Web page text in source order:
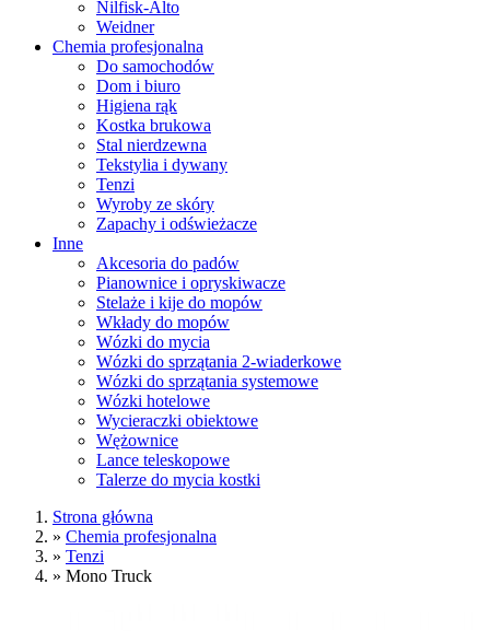
Nilfisk-Alto
Weidner
Chemia profesjonalna
Do samochodów
Dom i biuro
Higiena rąk
Kostka brukowa
Stal nierdzewna
Tekstylia i dywany
Tenzi
Wyroby ze skóry
Zapachy i odświeżacze
Inne
Akcesoria do padów
Pianownice i opryskiwacze
Stelaże i kije do mopów
Wkłady do mopów
Wózki do mycia
Wózki do sprzątania 2-wiaderkowe
Wózki do sprzątania systemowe
Wózki hotelowe
Wycieraczki obiektowe
Wężownice
Lance teleskopowe
Talerze do mycia kostki
Strona główna
» Chemia profesjonalna
» Tenzi
» Mono Truck